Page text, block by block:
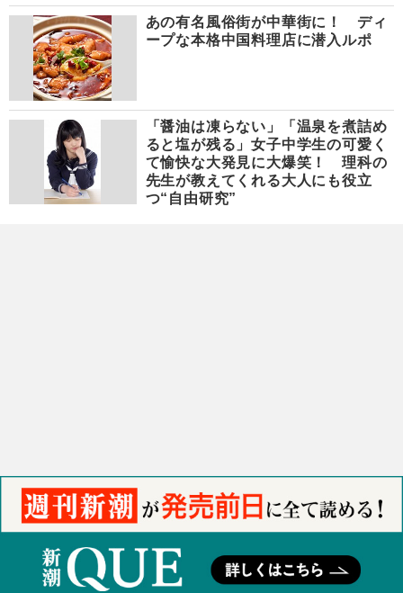
あの有名風俗街が中華街に！ ディ
ープな本格中国料理店に潜入ルポ
「醤油は凍らない」「温泉を煮詰め
ると塩が残る」女子中学生の可愛く
て愉快な大発見に大爆笑！ 理科の
先生が教えてくれる大人にも役立
つ“自由研究”